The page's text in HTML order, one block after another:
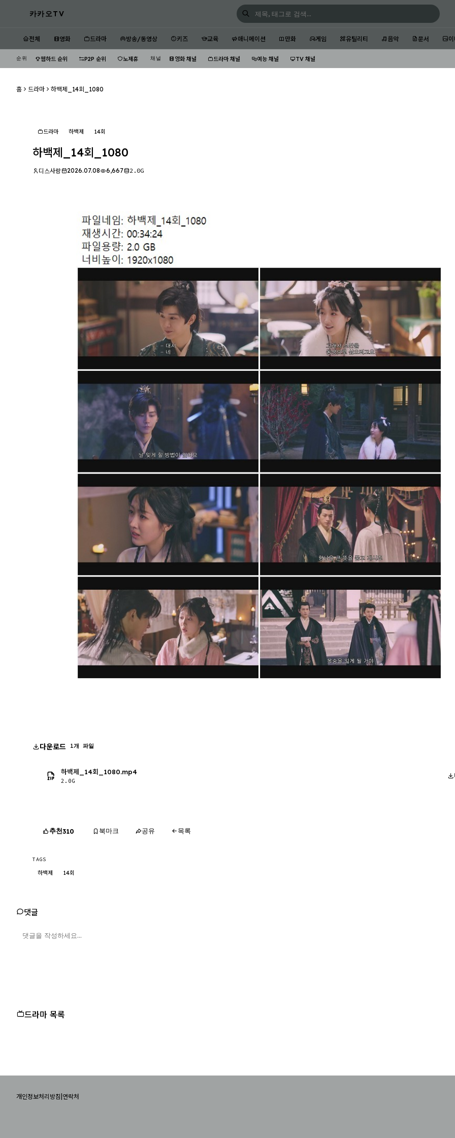
카카오TV
전체 영화 드라마 방송/동영상 키즈 교육 애니메이션 만화 게임 유틸리티 음악 문서
순위 웹하드 순위 P2P 순위 노제휴 채널 영화 채널 드라마 채널 예능 채널 TV 채널
홈 드라마 하백제_14회_1080
드라마 하백제 14회
하백제_14회_1080
디스사랑 2026.07.08 6,667 2.0G
다운로드 1개 파일
하백제_14회_1080.mp4
2.0G
추천310 북마크 공유 목록
TAGS
하백제 14회
댓글
드라마 목록
개인정보처리방침|연락처